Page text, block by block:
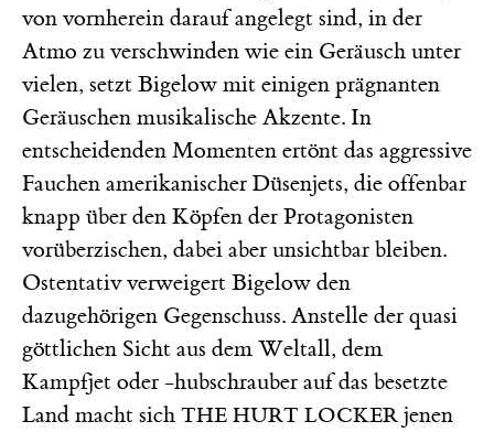
von vornherein darauf angelegt sind, in der
Atmo zu verschwinden wie ein Geräusch unter
vielen, setzt Bigelow mit einigen prägnanten
Geräuschen musikalische Akzente. In
entscheidenden Momenten ertönt das aggressive
Fauchen amerikanischer Düsenjets, die offenbar
knapp über den Köpfen der Protagonisten
vorüberzischen, dabei aber unsichtbar bleiben.
Ostentativ verweigert Bigelow den
dazugehörigen Gegenschuss. Anstelle der quasi
göttlichen Sicht aus dem Weltall, dem
Kampfjet oder -hubschrauber auf das besetzte
Land macht sich THE HURT LOCKER jenen